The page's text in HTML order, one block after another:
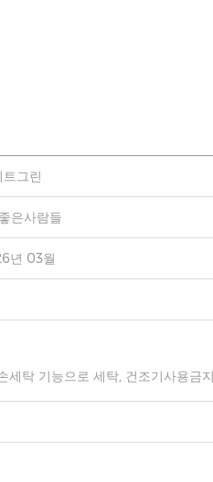
트그린
은사람들
년 03월
세탁 기능으로 세탁, 건조기사용금